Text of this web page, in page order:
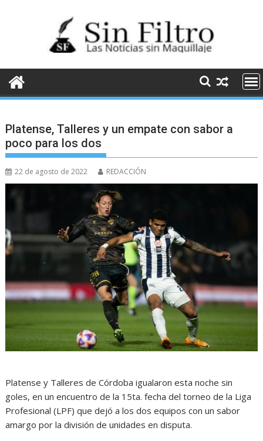
Platense, Talleres y un empate con sabor a
poco para los dos
22 de agosto de 2022 REDACCIÓN
Platense y Talleres de Córdoba igualaron esta noche sin
goles, en un encuentro de la 15ta. fecha del torneo de la Liga
Profesional (LPF) que dejó a los dos equipos con un sabor
amargo por la división de unidades en disputa.